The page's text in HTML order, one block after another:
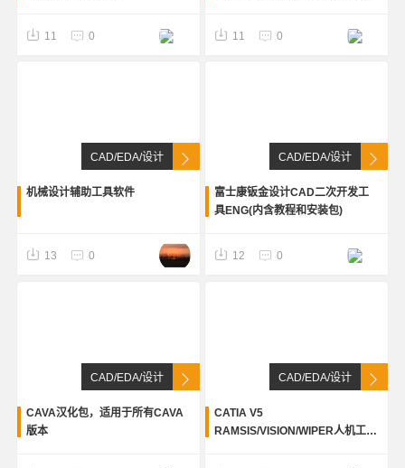
11 0 11 0
CAD/EDA/设计
机械设计辅助工具软件
13 0
CAD/EDA/设计
富士康钣金设计CAD二次开发工
具ENG(内含教程和安装包)
12 0
CAD/EDA/设计
CAVA汉化包，适用于所有CAVA
版本
CAD/EDA/设计
CATIA V5
RAMSIS/VISION/WIPER人机工程